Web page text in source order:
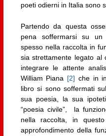
poeti odierni in Italia sono
Partendo da questa
pena soffermarsi su
spesso nella raccolta in
sia strettamente legato al
integrare le attente
William Piana [2] che in
libro si sono soffermati
sua poesia, la sua
“poesia civile”, la
nella raccolta, in
approfondimento della